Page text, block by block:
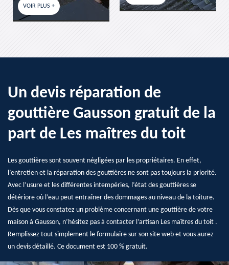
PLUS +
Un devis réparation de
gouttière Gausson gratuit de la
part de Les maîtres du toit
Les gouttières sont souvent négligées par les propriétaires. En effet,
l’entretien et la réparation des gouttières ne sont pas toujours la priorité.
Avec l’usure et les différentes intempéries, l’état des gouttières se
détériore où l’eau peut entraîner des dommages au niveau de la toiture.
Dès que vous constatez un problème concernant une gouttière de votre
maison à Gausson, n’hésitez pas à contacter l’artisan Les maîtres du toit .
Remplissez tout simplement le formulaire sur son site web et vous aurez
un devis détaillé. Ce document est 100 % gratuit.